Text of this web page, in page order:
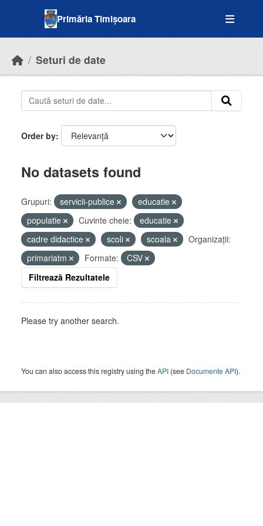
Primăria Timișoara
Seturi de date
Order by
No datasets found
Grupuri: servicii-publice
educatie
populatie
Cuvinte cheie:
educatie
cadre didactice
scoli scoala
Organizații:
primariatm
Formate:
CSV
Filtrează Rezultatele
Please try another search.
You can also access this registry using theAPI (see Documente API).